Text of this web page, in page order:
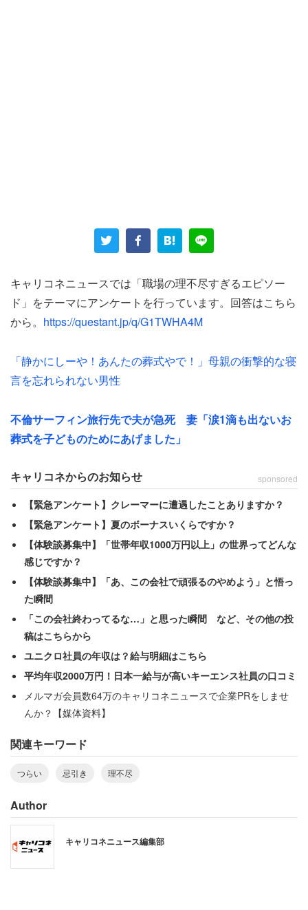
キャリコネニュースでは「職場の理不尽すぎるエピソー
ド」をテーマにアンケートを行っています。回答はこちら
から。 https://questant.jp/q/G1TWHA4M
「静かにしーや！あんたの葬式やで！」母親の衝撃的な寝
言を忘れられない男性
不倫サーフィン旅行先で夫が急死 妻「涙1滴も出ないお
葬式を子どものためにあげました」
キャリコネからのお知らせ sponsored
【緊急アンケート】クレーマーに遭遇したことありますか？
【緊急アンケート】夏のボーナスいくらですか？
【体験談募集中】「世帯年収1000万円以上」の世界ってどんな
感じですか？
【体験談募集中】「あ、この会社で頑張るのやめよう」と悟っ
た瞬間
「この会社終わってるな…」と思った瞬間 など、その他の投
稿はこちらから
ユニクロ社員の年収は？給与明細はこちら
平均年収2000万円！日本一給与が高いキーエンス社員の口コミ
メルマガ会員数64万のキャリコネニュースで企業PRをしませ
んか？【媒体資料】
関連キーワード
つらい 忌引き 理不尽
Author
キャリコネニュース編集部